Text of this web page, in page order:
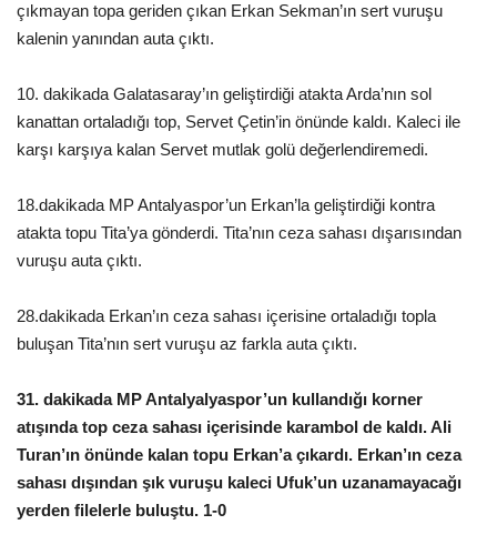
Kültür Sanat
çıkmayan topa geriden çıkan Erkan Sekman’ın sert vuruşu
kalenin yanından auta çıktı.
10. dakikada Galatasaray’ın geliştirdiği atakta Arda’nın sol
kanattan ortaladığı top, Servet Çetin’in önünde kaldı. Kaleci ile
karşı karşıya kalan Servet mutlak golü değerlendiremedi.
18.dakikada MP Antalyaspor’un Erkan’la geliştirdiği kontra
atakta topu Tita’ya gönderdi. Tita’nın ceza sahası dışarısından
vuruşu auta çıktı.
28.dakikada Erkan’ın ceza sahası içerisine ortaladığı topla
buluşan Tita’nın sert vuruşu az farkla auta çıktı.
31. dakikada MP Antalyalyaspor’un kullandığı korner
atışında top ceza sahası içerisinde karambol de kaldı. Ali
Turan’ın önünde kalan topu Erkan’a çıkardı. Erkan’ın ceza
sahası dışından şık vuruşu kaleci Ufuk’un uzanamayacağı
yerden filelerle buluştu. 1-0